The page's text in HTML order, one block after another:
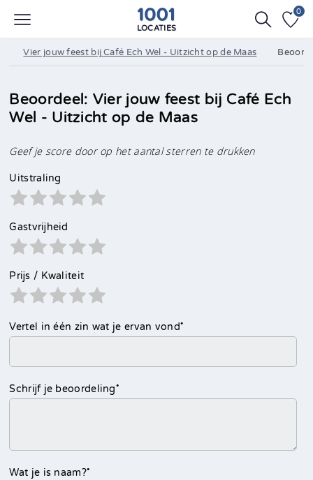
LOCATIES
0
Vier jouw feest bij Café Ech Wel - Uitzicht op de Maas
Beoordeel: Vier jouw feest bij Café Ech
Wel - Uitzicht op de Maas
Geef je score door op het aantal sterren te drukken
Uitstraling
Gastvrijheid
Prijs / Kwaliteit
Vertel in één zin wat je ervan vond•
Schrijf je beoordeling•
Wat je is naam?•